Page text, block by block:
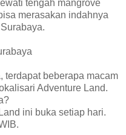
tengah mangrove
merasakan indahnya
terdapat beberapa macam
Adventure Land.
ini buka setiap hari.